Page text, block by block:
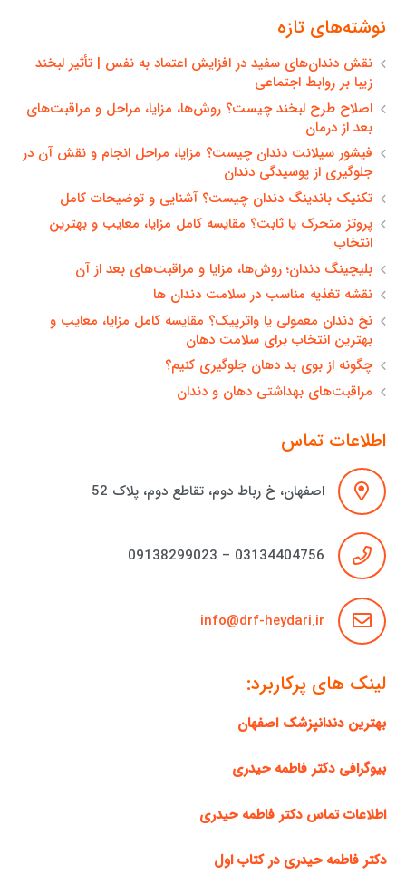
نوشته‌های تازه
نقش دندان‌های سفید در افزایش اعتماد به نفس | تأثیر لبخند
زیبا بر روابط اجتماعی
اصلاح طرح لبخند چیست؟ روش‌ها، مزایا، مراحل و مراقبت‌های
بعد از درمان
فیشور سیلانت دندان چیست؟ مزایا، مراحل انجام و نقش آن در
جلوگیری از پوسیدگی دندان
تکنیک باندینگ دندان چیست؟ آشنایی و توضیحات کامل
پروتز متحرک یا ثابت؟ مقایسه کامل مزایا، معایب و بهترین
انتخاب
بلیچینگ دندان؛ روش‌ها، مزایا و مراقبت‌های بعد از آن
نقشه تغذیه مناسب در سلامت دندان ها
نخ دندان معمولی یا واترپیک؟ مقایسه کامل مزایا، معایب و
بهترین انتخاب برای سلامت دهان
چگونه از بوی بد دهان جلوگیری کنیم؟
مراقبت‌های بهداشتی دهان و دندان
اطلاعات تماس
اصفهان، خ رباط دوم، تقاطع دوم، پلاک 52
03134404756 – 09138299023
info@drf-heydari.ir
لینک های پرکاربرد:
بهترین دندانپزشک اصفهان
بیوگرافی دکتر فاطمه حیدری
اطلاعات تماس دکتر فاطمه حیدری
دکتر فاطمه حیدری در کتاب اول